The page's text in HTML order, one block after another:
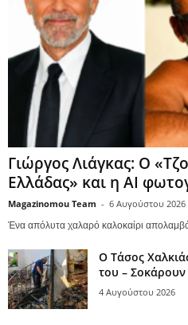
Γιώργος Λιάγκας: Ο
Ελλάδας» και η AI
Magazinomou Team - 6 Αυγούστου 2026
Ένα απόλυτα χαλαρό καλοκαίρι
Ο Τάσος
του – Σοκάρουν
4 Αυγούστου 2026